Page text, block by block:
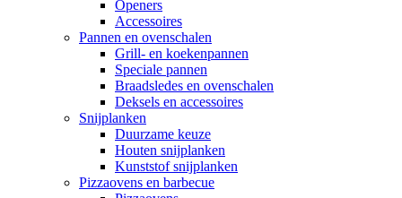
Openers
Accessoires
Pannen en ovenschalen
Grill- en koekenpannen
Speciale pannen
Braadsledes en ovenschalen
Deksels en accessoires
Snijplanken
Duurzame keuze
Houten snijplanken
Kunststof snijplanken
Pizzaovens en barbecue